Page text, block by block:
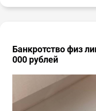
Банкротство физ
000 рублей